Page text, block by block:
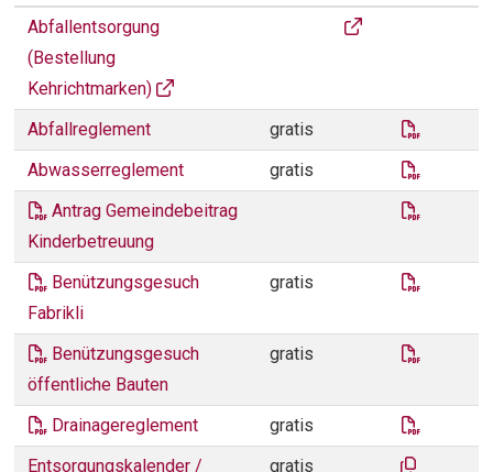
GEMEINDEKANZLEI
Abfallentsorgung
(Bestellung
Kehrichtmarken)
Abfallentsorgung
Abfallreglement gratis
Abwasserreglement
gratis
Antrag Gemeindebeitrag
Kinderbetreuung
Benützungsgesuch
Fabrikli
gratis
Benützungsgesuch
öffentliche Bauten
gratis
Drainagereglement gratis
Entsorgungskalender /
gratis